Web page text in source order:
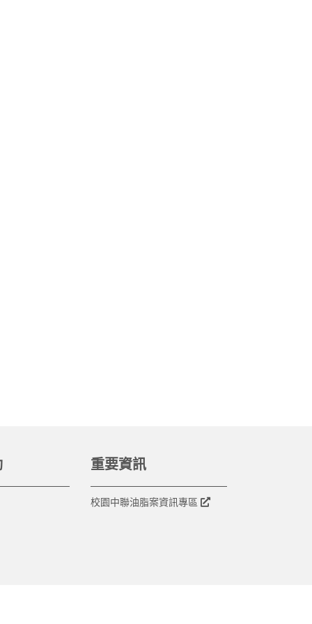
重要資訊
校園中聯油脂案資訊專區